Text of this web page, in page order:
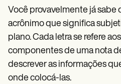
Why Carepatron?
Login
Get started
Você provavelmente já sabe
acrônimo que significa
plano. Cada letra se refere
componentes de uma nota
descrever as informações
onde colocá-las.